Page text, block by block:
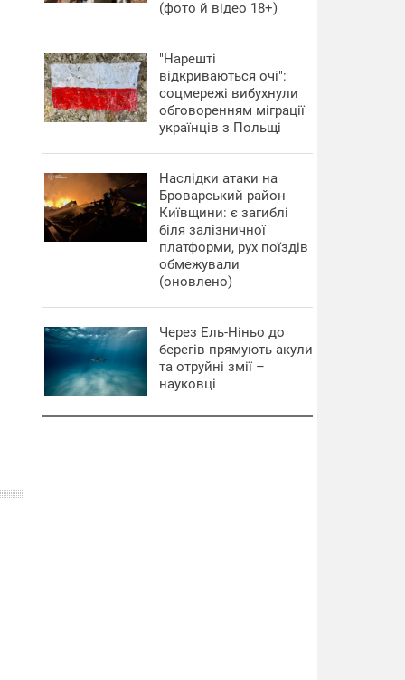
(фото й відео 18+)
"Нарешті
відкриваються очі":
соцмережі вибухнули
обговоренням міграції
українців з Польщі
Наслідки атаки на
Броварський район
Київщини: є загиблі
біля залізничної
платформи, рух поїздів
обмежували
(оновлено)
Через Ель-Ніньо до
берегів прямують акули
та отруйні змії –
науковці